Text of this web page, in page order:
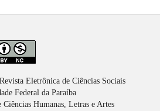
Eletrônica de Ciências Sociais
Federal da Paraíba
Ciências Humanas, Letras e Artes